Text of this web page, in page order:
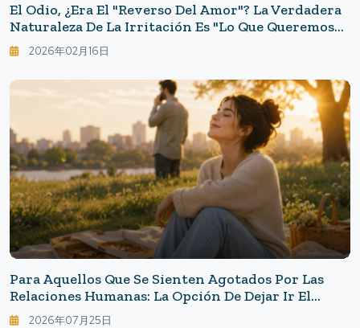
El Odio, ¿era El "reverso Del Amor"? La Verdadera
Naturaleza De La Irritación Es "lo Que Queremos
Proteger" - Cómo Fortalecer El Amor Para No
Dejar Que El Odio Se Descontrole.
2026年02月16日
Para Aquellos Que Se Sienten Agotados Por Las
Relaciones Humanas: La Opción De Dejar Ir El
"quiero Que Me Entiendan".
2026年07月25日